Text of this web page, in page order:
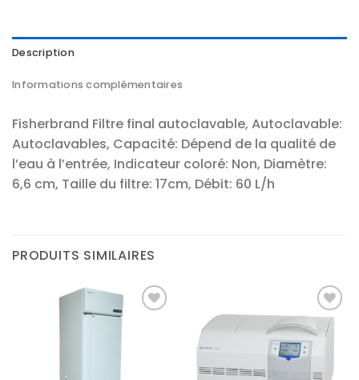
Description
Informations complémentaires
Fisherbrand Filtre final autoclavable, Autoclavable:
Autoclavables, Capacité: Dépend de la qualité de
l’eau à l’entrée, Indicateur coloré: Non, Diamètre:
6,6 cm, Taille du filtre: 17cm, Débit: 60 L/h
PRODUITS SIMILAIRES
Ajouter
à la liste
d’envies